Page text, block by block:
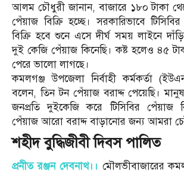
আলম চৌধুরী জানান, বাজারে ১৮০ টাকা
পেঁয়াজ বিক্রি হচ্ছে। সরকারিভাবে
বিক্রি হবে শুনে এসে দীর্ঘ সময় লাইনে
দুই কেজি পেঁয়াজ কিনেছি। কষ্ট হলেও ৪৫
পেরে ভালো লাগছে।
কমলগঞ্জ উপজেলা নির্বাহী কর্মকর্তা
বলেন, তিন টন পেঁয়াজ বরাদ্দ পেয়েছি। মানুষ
জনপ্রতি দুইকেজি করে টিসিবির পেঁয়াজ
পেঁয়াজ আরো বরাদ্দ বাড়ানোর জন্য আমরা
শহীদ বুদ্ধিজীবী দিবস পালিত
প্রনীত রঞ্জন দেবনাথ।। মৌলভীবাজারের